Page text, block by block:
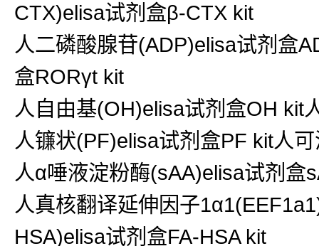
CTX)elisa试剂盒β-CTX kit
人二磷酸腺苷(ADP)elisa试剂盒
盒RORγt kit
人自由基(OH)elisa试剂盒OH kit
人镰状(PF)elisa试剂盒PF kit人
人α唾液淀粉酶(sAA)elisa试剂盒
人真核翻译延伸因子
HSA)elisa试剂盒FA-HSA kit